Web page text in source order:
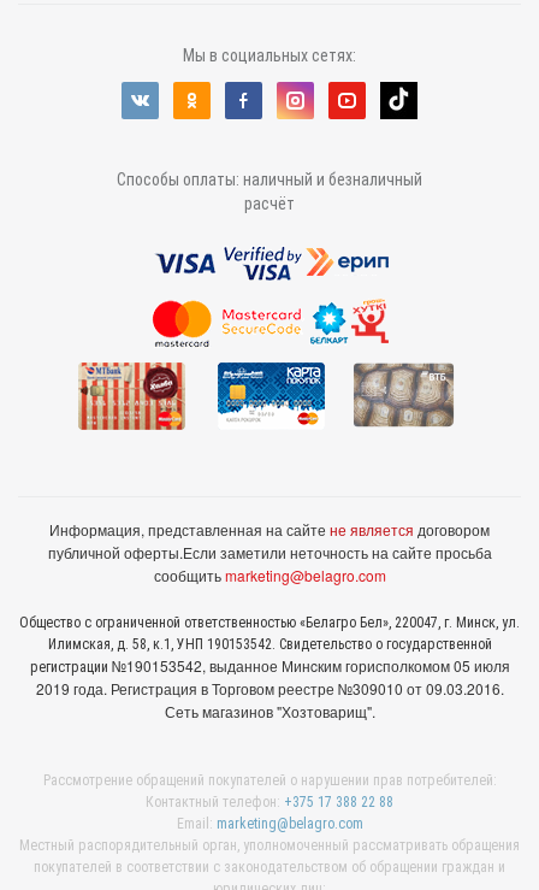
Мы в социальных сетях:
Способы оплаты: наличный и безналичный
расчёт
Информация, представленная на сайте не является договором
публичной оферты.Если заметили неточность на сайте просьба
сообщитьmarketing@belagro.com
Общество с ограниченной ответственностью «Белагро Бел», 220047, г. Минск, ул.
Илимская, д. 58, к.1, УНП 190153542. Свидетельство о государственной
регистрации №190153542, выданное Минcким горисполкомом 05 июля
2019 года. Регистрация в Торговом реестре №309010 от 09.03.2016.
Сеть магазинов "Хозтоварищ".
Рассмотрение обращений покупателей о нарушении прав потребителей:
Контактный телефон: +375 17 388 22 88
Email: marketing@belagro.com
Местный распорядительный орган, уполномоченный рассматривать обращения
покупателей в соответствии с законодательством об обращении граждан и